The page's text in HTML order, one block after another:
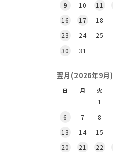
9
10 11
16
17 18
23
24 25
30
31
翌月(2026年9月)
日 月 火
1
6
7 8
13
14 15
20
21 22